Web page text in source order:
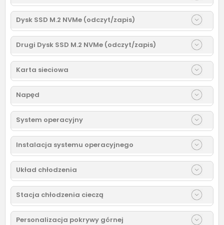
Dysk SSD M.2 NVMe (odczyt/zapis)
Drugi Dysk SSD M.2 NVMe (odczyt/zapis)
Karta sieciowa
Napęd
System operacyjny
Instalacja systemu operacyjnego
Układ chłodzenia
Stacja chłodzenia cieczą
Personalizacja pokrywy górnej